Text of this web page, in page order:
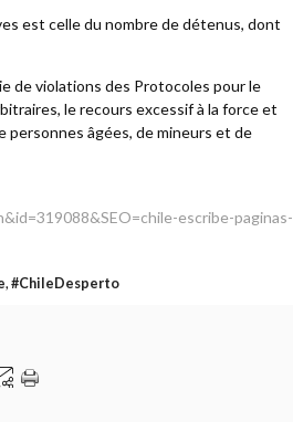
est celle du nombre de détenus, dont
de violations des Protocoles pour le
le recours excessif à la force et
personnes âgées, de mineurs et de
escribe-paginas-
, #ChileDesperto